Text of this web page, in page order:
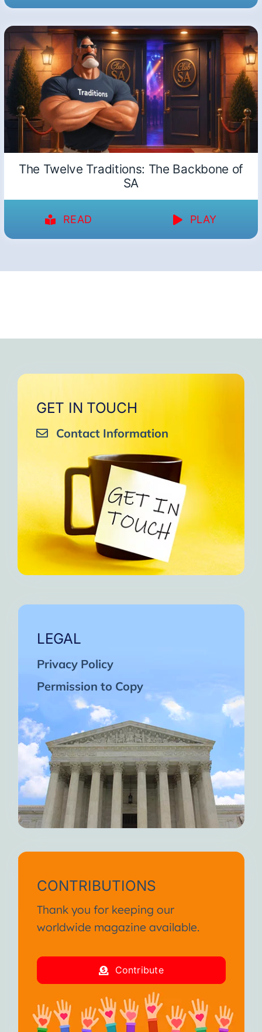
The Twelve Traditions: The Backbone of
SA
READ PLAY
GET IN TOUCH
Contact Information
LEGAL
Privacy Policy
Permission to Copy
CONTRIBUTIONS
Thank you for keeping our
worldwide magazine available.
Contribute